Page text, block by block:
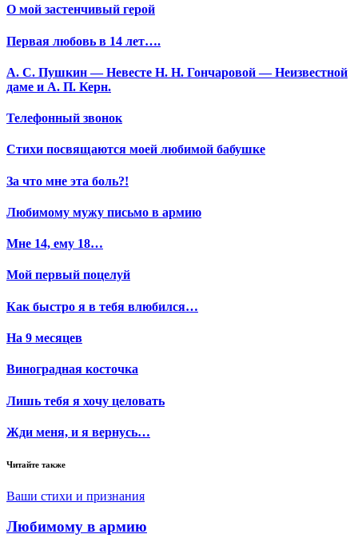
О мой застенчивый герой
Первая любовь в 14 лет….
А. С. Пушкин — Невесте Н. Н. Гончаровой — Неизвестной
даме и А. П. Керн.
Телефонный звонок
Стихи посвящаются моей любимой бабушке
За что мне эта боль?!
Любимому мужу письмо в армию
Мне 14, ему 18…
Мой первый поцелуй
Как быстро я в тебя влюбился…
На 9 месяцев
Виноградная косточка
Лишь тебя я хочу целовать
Жди меня, и я вернусь…
Читайте также
Ваши стихи и признания
Любимому в армию